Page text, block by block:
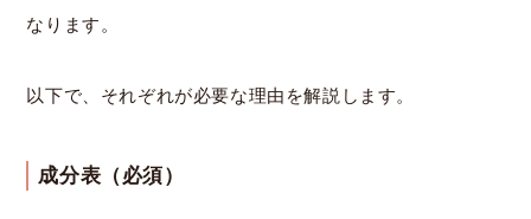
なります。
以下で、それぞれが必要な理由を解説します。
成分表（必須）